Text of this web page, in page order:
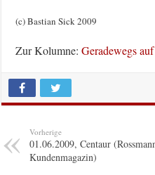
(c) Bastian Sick 2009
Zur Kolumne:Geradewegs
Vorherige
01.06.2009, Centaur
Kundenmagazin)